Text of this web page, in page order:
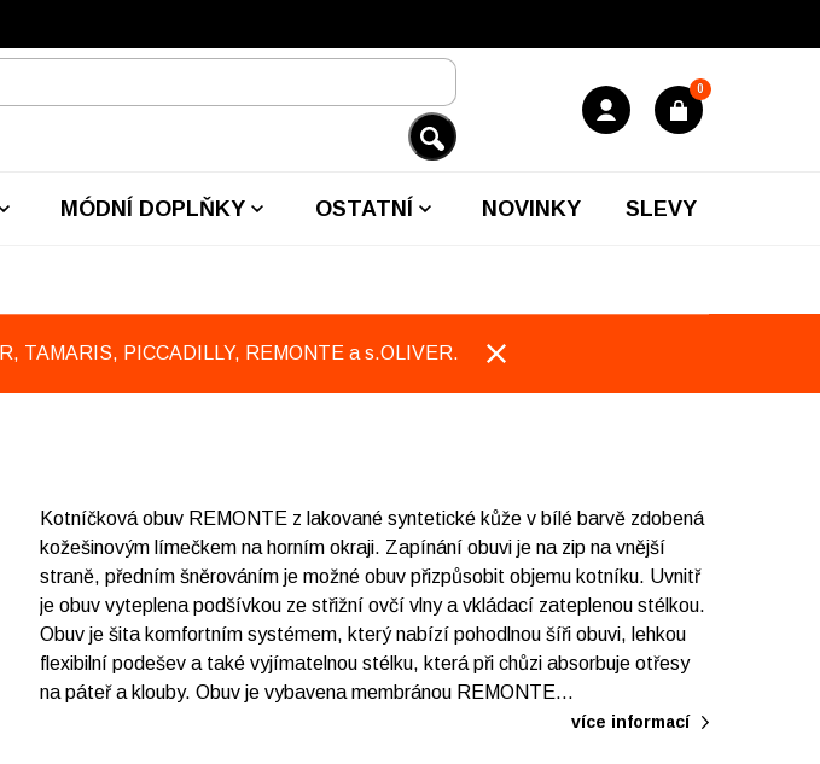
0
MÓDNÍ DOPLŇKY OSTATNÍ NOVINKY SLEVY
TAMARIS, PICCADILLY, REMONTE a s.OLIVER.
Kotníčková obuv REMONTE z lakované syntetické kůže v bílé barvě zdobená
kožešinovým límečkem na horním okraji. Zapínání obuvi je na zip na vnější
straně, předním šněrováním je možné obuv přizpůsobit objemu kotníku. Uvnitř
je obuv vyteplena podšívkou ze střižní ovčí vlny a vkládací zateplenou stélkou.
Obuv je šita komfortním systémem, který nabízí pohodlnou šíři obuvi, lehkou
flexibilní podešev a také vyjímatelnou stélku, která při chůzi absorbuje otřesy
na páteř a klouby. Obuv je vybavena membránou REMONTE…
více informací